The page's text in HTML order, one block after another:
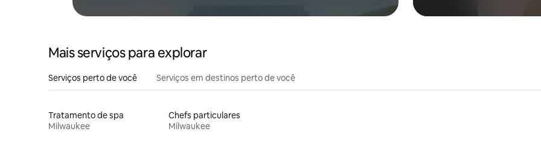
Mais serviços para explorar
Serviços perto de você Serviços em destinos perto de você
Tratamento de spa
Milwaukee
Chefs particulares
Milwaukee